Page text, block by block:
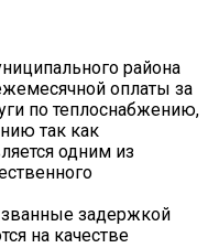
района
оплаты за
по теплоснабжению,
так как
одним из
задержкой
на качестве